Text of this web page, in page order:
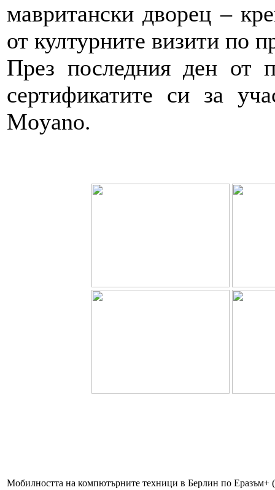
мавритански дворец –
от културните визити по
През последния ден от
сертификатите си за
Moyano.
Мобилността на компютърните техници в Берлин по Еразъм+